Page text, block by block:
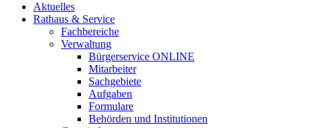
Aktuelles
Rathaus & Service
Fachbereiche
Verwaltung
Bürgerservice ONLINE
Mitarbeiter
Sachgebiete
Aufgaben
Formulare
Behörden und Institutionen